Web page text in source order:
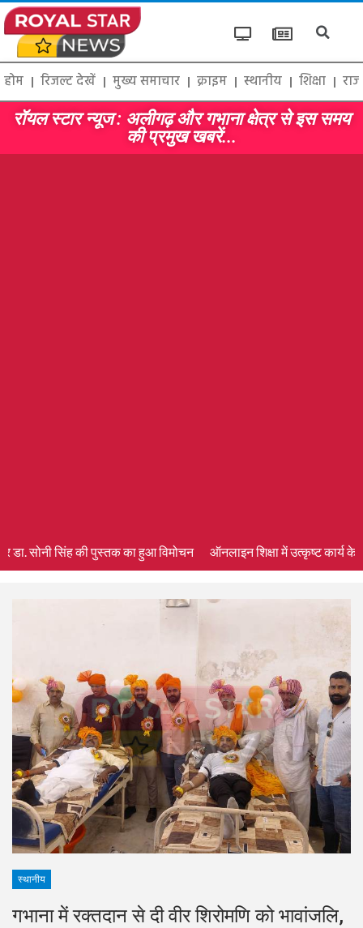
होम रिजल्ट देखें मुख्य समाचार क्राइम स्थानीय शिक्षा
रॉयल स्टार न्यूज : अलीगढ़ और गभाना क्षेत्र से इस समय
की प्रमुख खबरें...
सोनी सिंह की पुस्तक का हुआ विमोचन ऑनलाइन शिक्षा में उत्कृष्ट कार्य के लिए
स्थानीय
गभाना में रक्तदान से दी वीर शिरोमणि को भावांजलि,